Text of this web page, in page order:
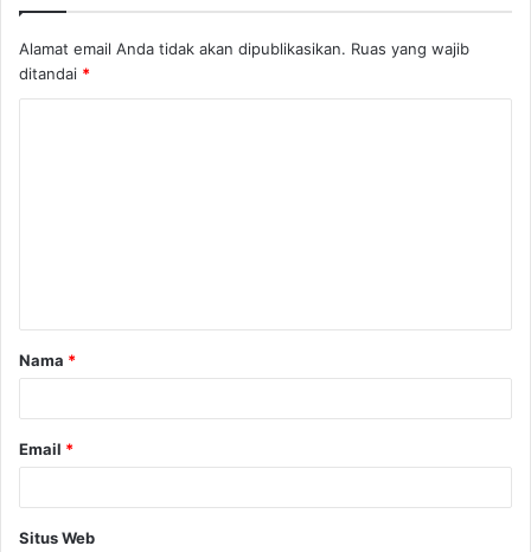
Alamat email Anda tidak akan dipublikasikan. Ruas yang wajib
ditandai *
a
r
Nama *
Email *
Situs Web